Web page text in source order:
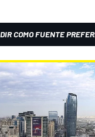
COMO FUENTE